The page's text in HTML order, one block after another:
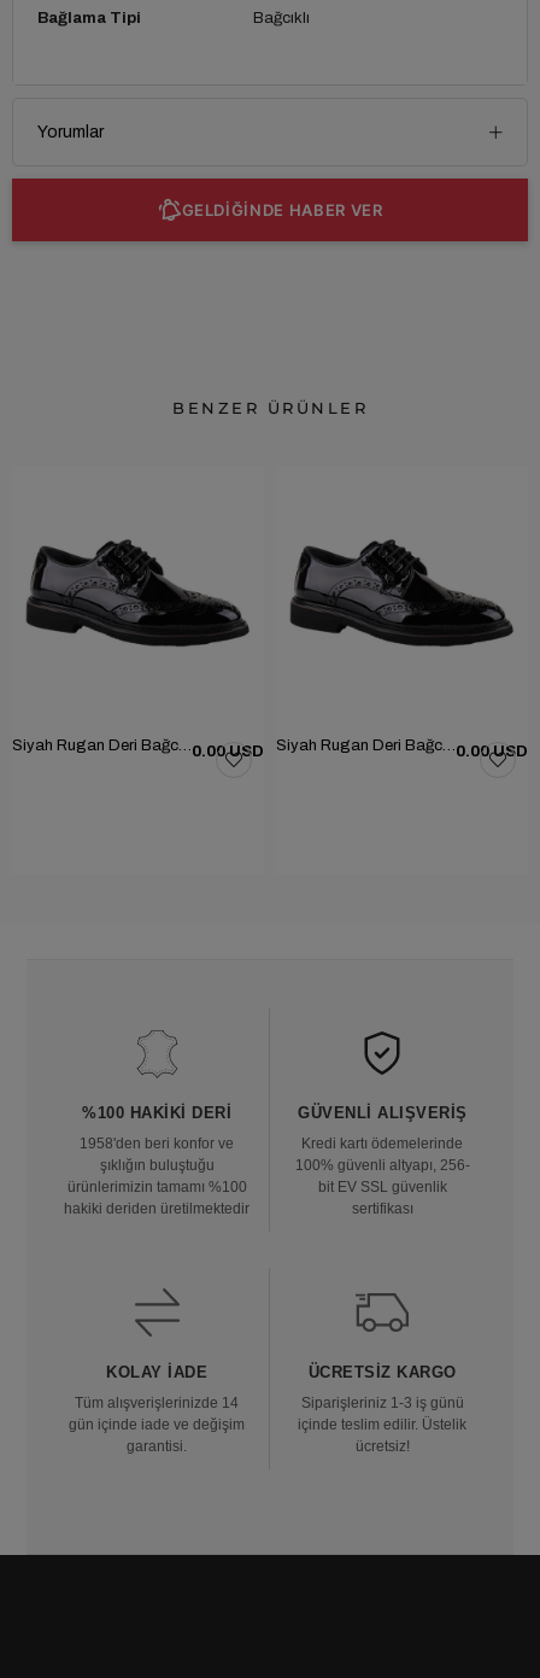
Bağlama Tipi Bağcıklı
Yorumlar
GELDİĞİNDE HABER VER
BENZER ÜRÜNLER
0.00 USD 0.00 USD
%100 HAKIKI DERI
1958'den beri konfor ve
şıklığın buluştuğu
ürünlerimizin tamamı %100
hakiki deriden üretilmektedir
GÜVENLI ALIŞVERIŞ
Kredi kartı ödemelerinde
100% güvenli altyapı, 256-
bit EV SSL güvenlik
sertifikası
KOLAY İADE
Tüm alışverişlerinizde 14
gün içinde iade ve değişim
garantisi.
ÜCRETSIZ KARGO
Siparişleriniz 1-3 iş günü
içinde teslim edilir. Üstelik
ücretsiz!